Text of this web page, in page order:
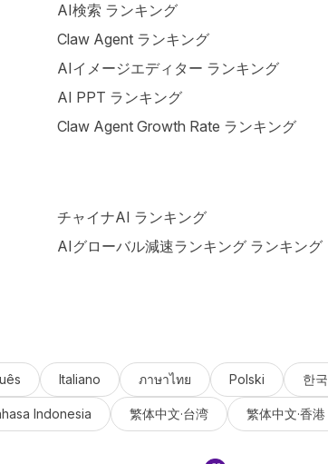
AI検索 ランキング
Claw Agent ランキング
AIイメージエディター ランキング
AI PPT ランキング
Claw Agent Growth Rate ランキング
チャイナAI ランキング
AIグローバル減速ランキング ランキング
Italiano ภาษาไทย Polski 한
Indonesia 繁体中文·台湾 繁体中文·香港